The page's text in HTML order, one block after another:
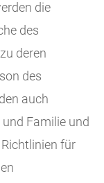
die
des
deren
des
auch
Familie und
für